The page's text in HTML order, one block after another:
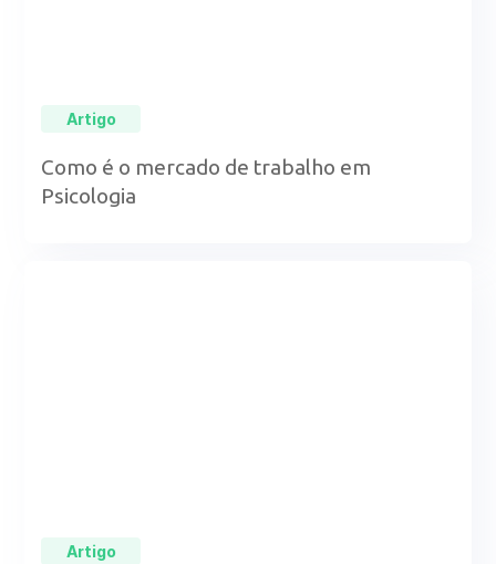
Artigo
Como é o mercado de trabalho em
Psicologia
Artigo